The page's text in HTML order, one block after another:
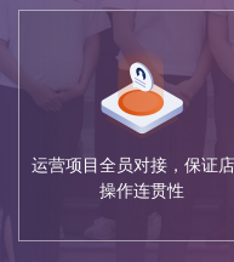
运营项目全员对接，保证
操作连贯性